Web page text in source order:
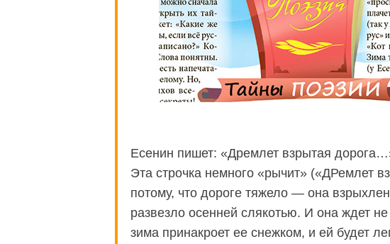
Есенин пишет: «Дремлет взрытая
Эта строчка немного «рычит» («ДРемлет
потому, что дороге тяжело — она
развезло осенней слякотью. И она ждет
зима принакроет ее снежком, и ей будет